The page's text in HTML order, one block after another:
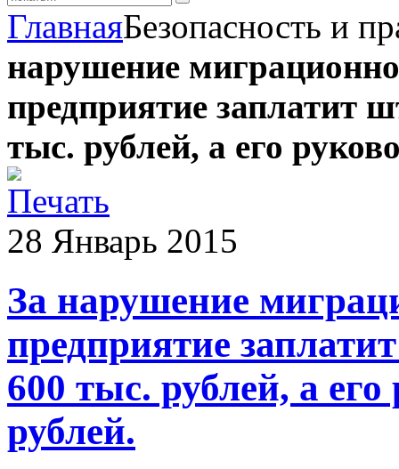
ГлавнаяБезопасность и
нарушение
предприятие заплатит
тыс. рублей, а его
28 Январь 2015
За нарушение
предприятие
600 тыс. рублей, а
рублей.